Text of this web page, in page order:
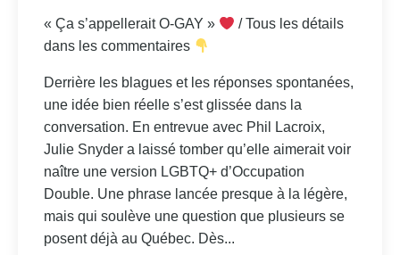
« Ça s’appellerait O-GAY »
/ Tous les détails
dans les commentaires
Derrière les blagues et les réponses spontanées,
une idée bien réelle s’est glissée dans la
conversation. En entrevue avec Phil Lacroix,
Julie Snyder a laissé tomber qu’elle aimerait voir
naître une version LGBTQ+ d’Occupation
Double. Une phrase lancée presque à la légère,
mais qui soulève une question que plusieurs se
posent déjà au Québec. Dès...